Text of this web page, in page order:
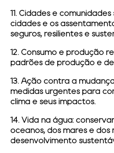
11. Cidades e
cidades e os
seguros, resilientes e
12. Consumo e produção
padrões de produção e
13. Ação contra a
medidas urgentes para
clima e seus impactos.
14. Vida na água:
oceanos, dos mares e dos
desenvolvimento